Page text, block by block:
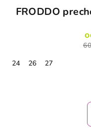
FRODDO
24
26
27